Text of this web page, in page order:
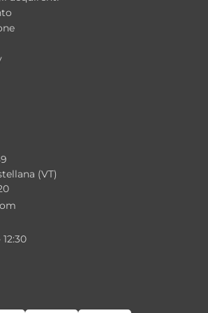
lucido, Bianco Matt
cm
cm
NORIM® senza brida
contemporaneo / minimal
i sanitari Flo Kerasan
elegante e funzionale che
contemporaneo, tecnologia
Made in Italy per arredare
(VT)